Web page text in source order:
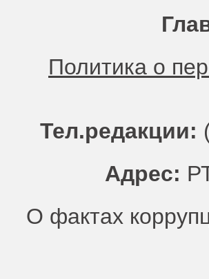
Политика о
Тел.редакции:
Адрес:
О фактах